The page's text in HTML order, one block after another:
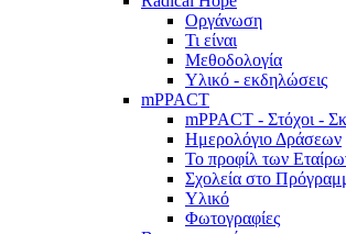
Οργάνωση
Τι είναι
Μεθοδολογία
Υλικό - εκδηλώσεις
mPPACT
mPPACT - Στόχοι -
Ημερολόγιο Δράσεων
Το προφίλ των
Σχολεία στο
Υλικό
Φωτογραφίες